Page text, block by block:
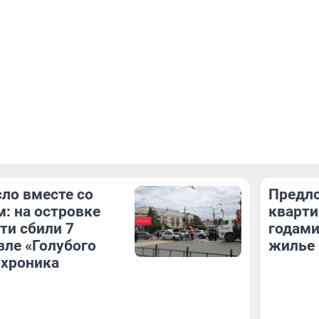
вместе со
на островке
сбили 7
«Голубого
жилье